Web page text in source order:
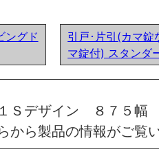
ングド
引戸･片引(カマ錠
マ錠付) スタンダ
デザイン ８７５
から製品の情報がご覧